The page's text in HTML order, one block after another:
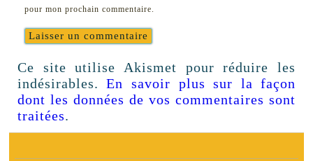
pour mon prochain commentaire.
Ce site utilise Akismet pour réduire les
indésirables.En savoir plus sur la façon
dont les données de vos commentaires sont
traitées.